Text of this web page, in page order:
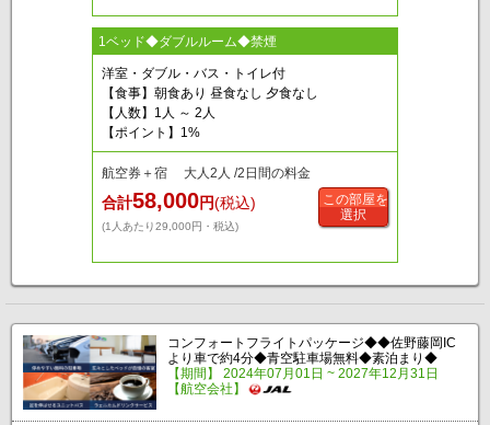
1ベッド◆ダブルルーム◆禁煙
洋室・ダブル・バス・トイレ付
【食事】朝食あり 昼食なし 夕食なし
【人数】1人 ～ 2人
【ポイント】1%
航空券＋宿 大人2人 /2日間の料金
合計58,000円(税込)
(1人あたり29,000円・税込)
この部屋を
選択
コンフォートフライトパッケージ◆◆佐野藤岡IC
より車で約4分◆青空駐車場無料◆素泊まり◆
【期間】 2024年07月01日 ~ 2027年12月31日
【航空会社】